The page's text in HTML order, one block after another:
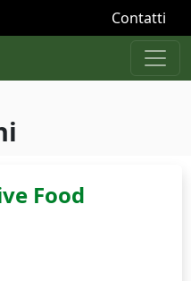
Contatti
Food